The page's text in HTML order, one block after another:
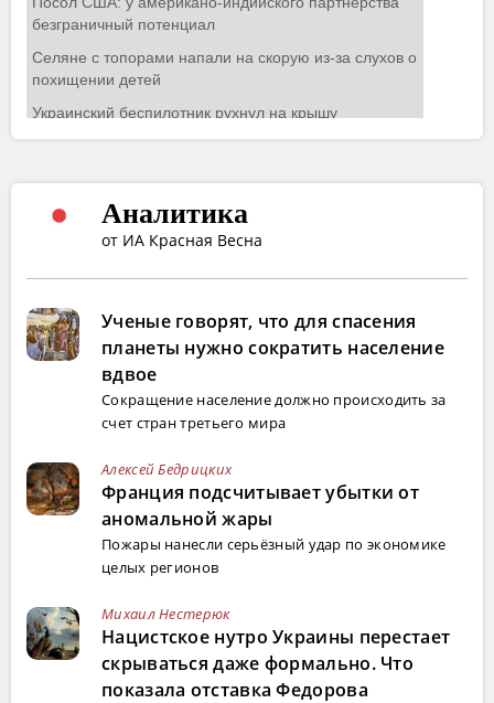
Аналитика
от ИА Красная Весна
Ученые говорят, что для спасения
планеты нужно сократить население
вдвое
Сокращение население должно происходить за
счет стран третьего мира
Алексей Бедрицких
Франция подсчитывает убытки от
аномальной жары
Пожары нанесли серьёзный удар по экономике
целых регионов
Михаил Нестерюк
Нацистское нутро Украины перестает
скрываться даже формально. Что
показала отставка Федорова